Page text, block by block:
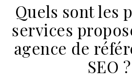
Quels sont les
services
agence de
SEO ?